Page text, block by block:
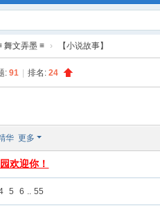
舞文弄墨 ≡ › 【小说故事】
:91 排名:24
华 更多
欢迎你！
5 6 .. 55